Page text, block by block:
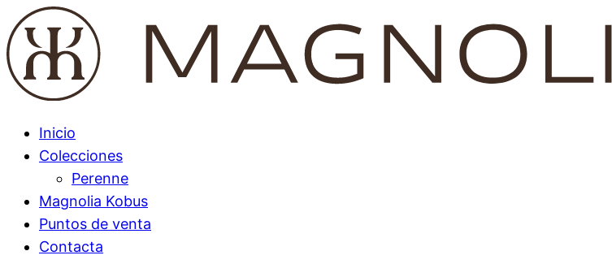
Inicio
Colecciones
Perenne
Magnolia Kobus
Puntos de venta
Contacta